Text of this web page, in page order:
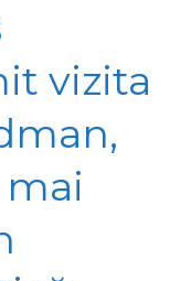
vizita